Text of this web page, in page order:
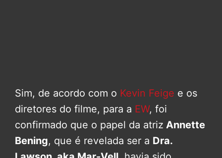
Sim, de acordo com o Kevin Feige e os
diretores do filme, para a EW, foi
confirmado que o papel da atriz Annette
Bening, que é revelada ser a Dra.